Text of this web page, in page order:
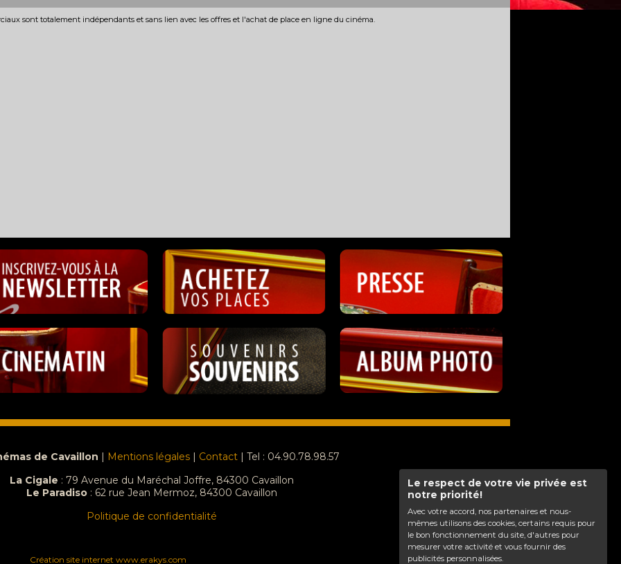
Le respect de votre vie privée est
notre priorité!
Avec votre accord, nos partenaires et nous-
mêmes utilisons des cookies, certains requis pour
le bon fonctionnement du site, d'autres pour
mesurer votre activité et vous fournir des
publicités personnalisées.
sont totalement indépendants et sans lien avec les offres et l'achat de place en ligne du cinéma.
de Cavaillon | Mentions légales | Contact | Tel : 04.90.78.98.57
La Cigale : 79 Avenue du Maréchal Joffre, 84300 Cavaillon
Le Paradiso : 62 rue Jean Mermoz, 84300 Cavaillon
Politique de confidentialité
Haut de page
Création site internet www.erakys.com